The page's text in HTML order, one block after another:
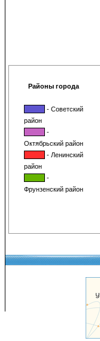
Районы города
- Советский
район
-
Октябрьский район
- Ленинский
район
-
Фрунзенский район
Copyright
Перепечатка и